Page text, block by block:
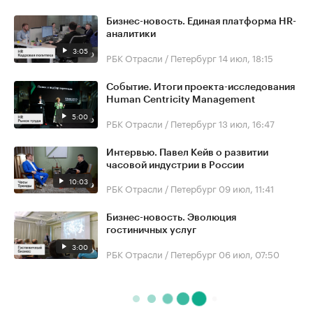
3:05
Бизнес-новость. Единая платформа HR-
аналитики
РБК Отрасли / Петербург14 июл, 18:15
5:00
Событие. Итоги проекта-исследования
Human Centricity Management
РБК Отрасли / Петербург13 июл, 16:47
10:03
Интервью. Павел Кейв о развитии
часовой индустрии в России
РБК Отрасли / Петербург 09 июл, 11:41
3:00
Бизнес-новость. Эволюция
гостиничных услуг
РБК Отрасли / Петербург 06 июл, 07:50